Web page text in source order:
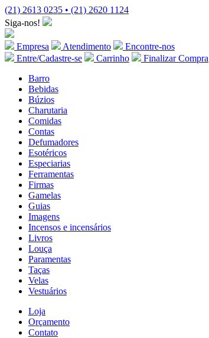
(21) 2613 0235 • (21) 2620 1124
Siga-nos!
Empresa Atendimento
Encontre-nos
Entre/Cadastre-se
Carrinho
Finalizar Compra
Barro
Bebidas
Búzios
Charutaria
Comidas
Contas
Defumadores
Esotéricos
Especiarias
Ferramentas
Firmas
Gamelas
Guias
Imagens
Incensos e incensários
Livros
Louça
Paramentas
Taças
Velas
Vestuários
Loja
Orçamento
Contato